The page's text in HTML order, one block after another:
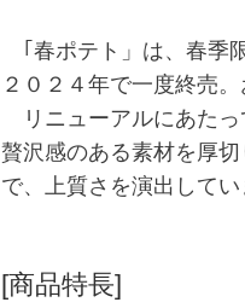
｢春ポテト」は、春季
２０２４年で一度終売
リニューアルにあたっ
贅沢感のある素材を厚
で、上質さを演出して
[商品特長]